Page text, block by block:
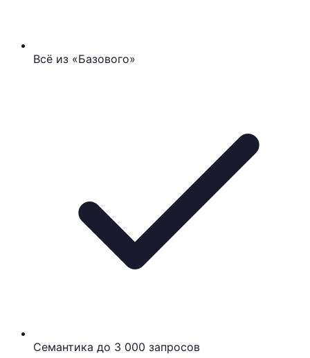
Всё из «Базового»
Семантика до 3 000 запросов